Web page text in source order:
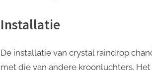
Installatie
De installatie van crystal raindrop
met die van andere kroonluchters.